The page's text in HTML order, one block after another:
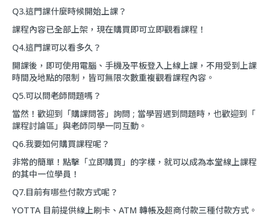
Q3.這門課什麼時候開始上課？
課程內容已全部上架，現在購買即可立即觀看課程！
Q4.這門課可以看多久？
開課後，即可使用電腦、手機及平板登入上線上課，不用受到上課
時間及地點的限制，皆可無限次數重複觀看課程內容。
Q5.可以問老師問題嗎？
當然！歡迎到「購課問答」詢問 ; 當學習遇到問題時，也歡迎到「
課程討論區」與老師同學一同互動。
Q6.我要如何購買課程呢？
非常的簡單！點擊「立即購買」的字樣，就可以成為本堂線上課程
的其中一位學員！
Q7.目前有哪些付款方式呢？
YOTTA 目前提供線上刷卡、ATM 轉帳及超商付款三種付款方式。